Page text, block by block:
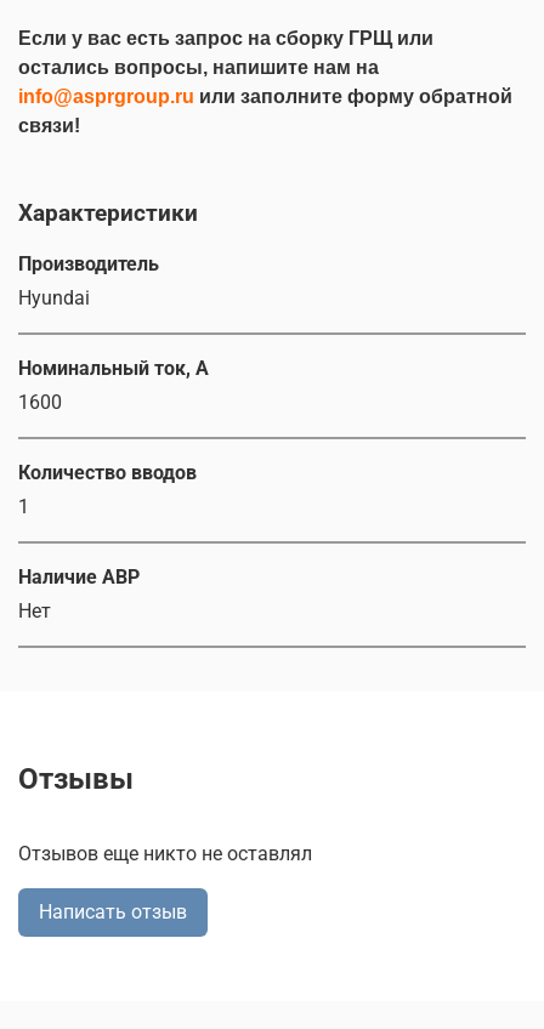
Если у вас есть запрос на сборку ГРЩ или
остались вопросы, напишите нам на
info@asprgroup.ru или заполните форму обратной
связи!
Характеристики
Производитель
Hyundai
Номинальный ток, А
1600
Количество вводов
1
Наличие АВР
Нет
Отзывы
Отзывов еще никто не оставлял
Написать отзыв